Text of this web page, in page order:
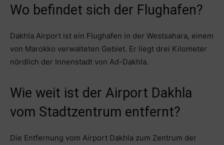
Wo befindet sich der Flughafen?
Dakhla Airport ist ein Flughafen in der Westsahara, einem
von Marokko verwalteten Gebiet. Er liegt drei Kilometer
nördlich der Innenstadt von Ad-Dakhla.
Wie weit ist der Airport Dakhla
vom Stadtzentrum entfernt?
Die Entfernung vom Airport Dakhla zum Zentrum der